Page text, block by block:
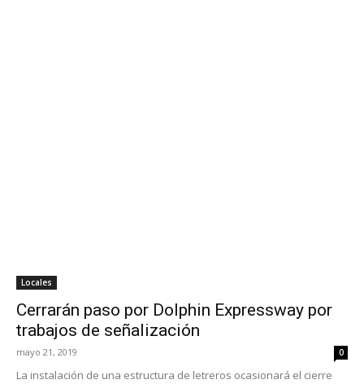
Locales
Cerrarán paso por Dolphin Expressway por
trabajos de señalización
mayo 21, 2019 0
La instalación de una estructura de letreros ocasionará el cierre